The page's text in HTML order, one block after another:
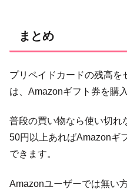
まとめ
プリペイドカードの残高を
は、Amazonギフト券を購
普段の買い物なら使い切れ
50円以上あればAmazonギ
できます。
Amazonユーザーでは無い